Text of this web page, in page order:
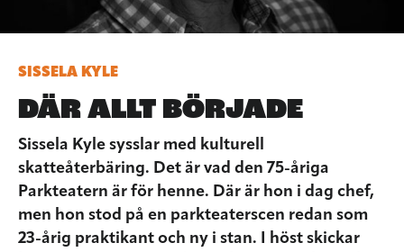
SISSELA KYLE
DÄR ALLT BÖRJADE
Sissela Kyle sysslar med kulturell
skatteåterbäring. Det är vad den 75-åriga
Parkteatern är för henne. Där är hon i dag chef,
men hon stod på en parkteaterscen redan som
23-årig praktikant och ny i stan. I höst skickar